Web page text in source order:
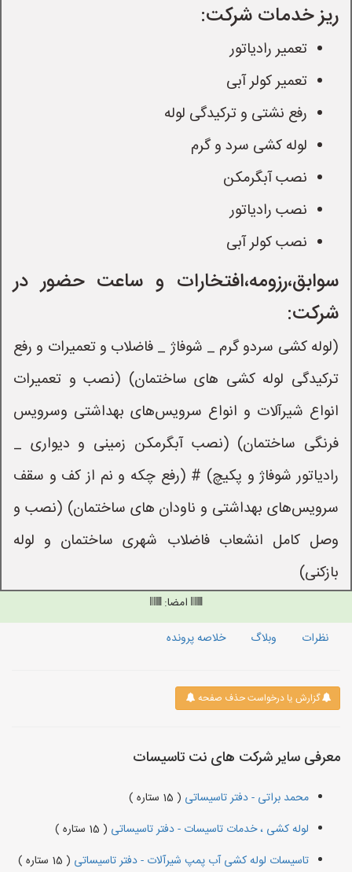
ریز خدمات شرکت:
تعمیر رادیاتور
تعمیر کولر آبی
رفع نشتی و ترکیدگی لوله
لوله کشی سرد و گرم
نصب آبگرمکن
نصب رادیاتور
نصب کولر آبی
سوابق،رزومه،افتخارات و ساعت حضور در
شرکت:
(لوله کشی سردو گرم _ شوفاژ _ فاضلاب و تعمیرات و رفع
ترکیدگی لوله کشی های ساختمان) (نصب و تعمیرات
انواع شیرآلات و انواع سرویس‌های بهداشتی وسرویس
فرنگی ساختمان) (نصب آبگرمکن زمینی و دیواری _
رادیاتور شوفاژ و پکیچ) # (رفع چکه و نم از کف و سقف
سرویس‌های بهداشتی و ناودان های ساختمان) (نصب و
وصل کامل انشعاب فاضلاب شهری ساختمان و لوله
بازکنی)
امضا:
نظرات
وبلاگ خلاصه پرونده
گزارش یا درخواست حذف صفحه
معرفی سایر شرکت های نت تاسیسات
محمد براتی - دفتر تاسیساتی ( 15 ستاره )
لوله کشی ، خدمات تاسیسات - دفتر تاسیساتی ( 15 ستاره )
تاسیسات لوله کشی آب پمپ شیرآلات - دفتر تاسیساتی ( 15 ستاره )